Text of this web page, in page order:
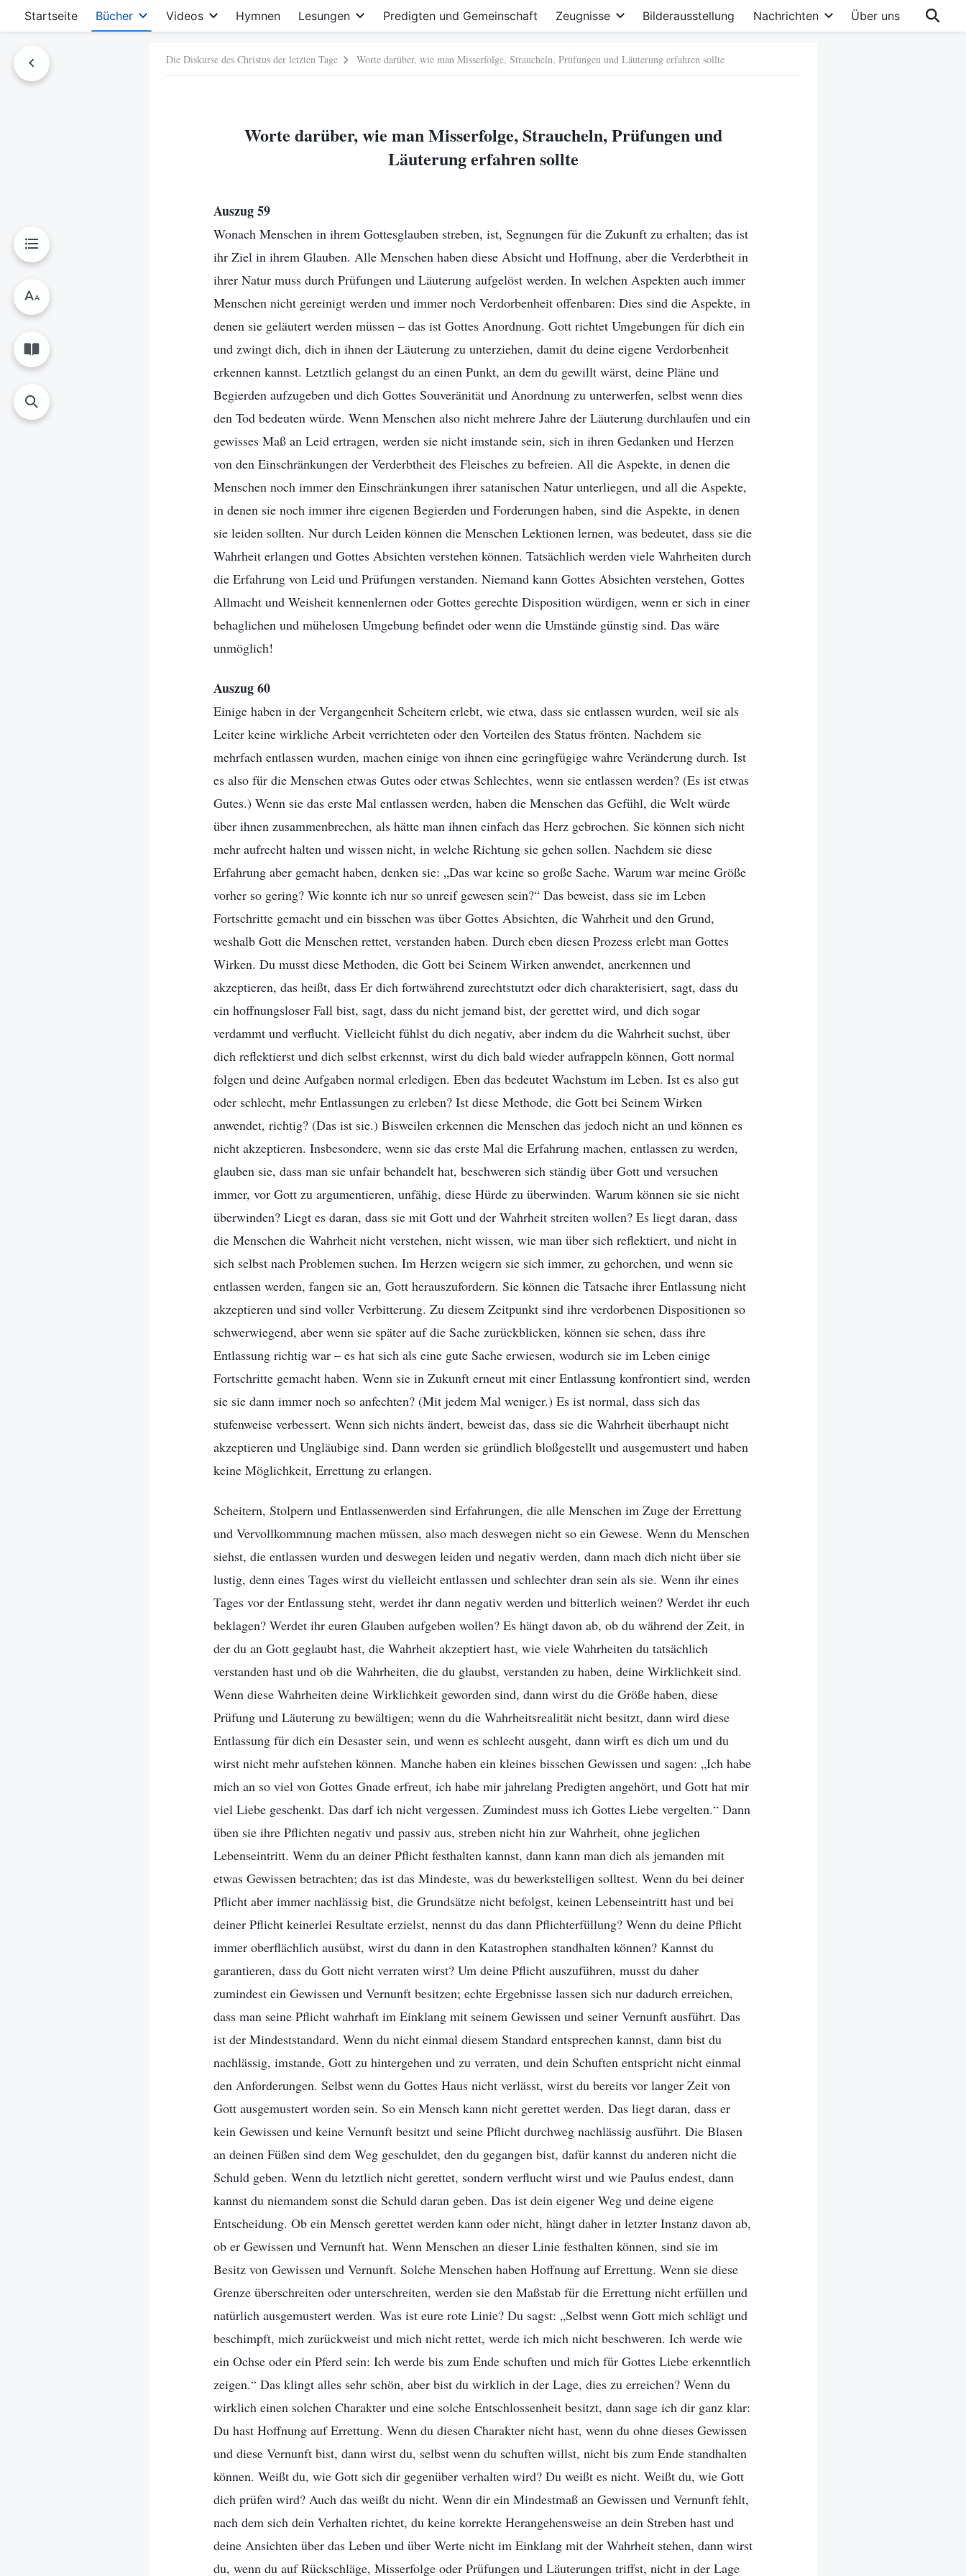
Startseite Bücher Videos Hymnen Lesungen Predigten und Gemeinschaft Zeugnisse Bilderausstellung Nachrichten Über uns
Die Diskurse des Christus der letzten Tage Worte darüber, wie man Misserfolge, Straucheln, Prüfungen und Läuterung erfahren sollte
Worte darüber, wie man Misserfolge, Straucheln, Prüfungen und
Läuterung erfahren sollte
Auszug 59
Wonach Menschen in ihrem Gottesglauben streben, ist, Segnungen für die Zukunft zu erhalten; das ist
ihr Ziel in ihrem Glauben. Alle Menschen haben diese Absicht und Hoffnung, aber die Verderbtheit in
ihrer Natur muss durch Prüfungen und Läuterung aufgelöst werden. In welchen Aspekten auch immer
Menschen nicht gereinigt werden und immer noch Verdorbenheit offenbaren: Dies sind die Aspekte, in
denen sie geläutert werden müssen – das ist Gottes Anordnung. Gott richtet Umgebungen für dich ein
und zwingt dich, dich in ihnen der Läuterung zu unterziehen, damit du deine eigene Verdorbenheit
erkennen kannst. Letztlich gelangst du an einen Punkt, an dem du gewillt wärst, deine Pläne und
Begierden aufzugeben und dich Gottes Souveränität und Anordnung zu unterwerfen, selbst wenn dies
den Tod bedeuten würde. Wenn Menschen also nicht mehrere Jahre der Läuterung durchlaufen und ein
gewisses Maß an Leid ertragen, werden sie nicht imstande sein, sich in ihren Gedanken und Herzen
von den Einschränkungen der Verderbtheit des Fleisches zu befreien. All die Aspekte, in denen die
Menschen noch immer den Einschränkungen ihrer satanischen Natur unterliegen, und all die Aspekte,
in denen sie noch immer ihre eigenen Begierden und Forderungen haben, sind die Aspekte, in denen
sie leiden sollten. Nur durch Leiden können die Menschen Lektionen lernen, was bedeutet, dass sie die
Wahrheit erlangen und Gottes Absichten verstehen können. Tatsächlich werden viele Wahrheiten durch
die Erfahrung von Leid und Prüfungen verstanden. Niemand kann Gottes Absichten verstehen, Gottes
Allmacht und Weisheit kennenlernen oder Gottes gerechte Disposition würdigen, wenn er sich in einer
behaglichen und mühelosen Umgebung befindet oder wenn die Umstände günstig sind. Das wäre
unmöglich!
Auszug 60
Einige haben in der Vergangenheit Scheitern erlebt, wie etwa, dass sie entlassen wurden, weil sie als
Leiter keine wirkliche Arbeit verrichteten oder den Vorteilen des Status frönten. Nachdem sie
mehrfach entlassen wurden, machen einige von ihnen eine geringfügige wahre Veränderung durch. Ist
es also für die Menschen etwas Gutes oder etwas Schlechtes, wenn sie entlassen werden? (Es ist etwas
Gutes.) Wenn sie das erste Mal entlassen werden, haben die Menschen das Gefühl, die Welt würde
über ihnen zusammenbrechen, als hätte man ihnen einfach das Herz gebrochen. Sie können sich nicht
mehr aufrecht halten und wissen nicht, in welche Richtung sie gehen sollen. Nachdem sie diese
Erfahrung aber gemacht haben, denken sie: „Das war keine so große Sache. Warum war meine Größe
vorher so gering? Wie konnte ich nur so unreif gewesen sein?“ Das beweist, dass sie im Leben
Fortschritte gemacht und ein bisschen was über Gottes Absichten, die Wahrheit und den Grund,
weshalb Gott die Menschen rettet, verstanden haben. Durch eben diesen Prozess erlebt man Gottes
Wirken. Du musst diese Methoden, die Gott bei Seinem Wirken anwendet, anerkennen und
akzeptieren, das heißt, dass Er dich fortwährend zurechtstutzt oder dich charakterisiert, sagt, dass du
ein hoffnungsloser Fall bist, sagt, dass du nicht jemand bist, der gerettet wird, und dich sogar
verdammt und verflucht. Vielleicht fühlst du dich negativ, aber indem du die Wahrheit suchst, über
dich reflektierst und dich selbst erkennst, wirst du dich bald wieder aufrappeln können, Gott normal
folgen und deine Aufgaben normal erledigen. Eben das bedeutet Wachstum im Leben. Ist es also gut
oder schlecht, mehr Entlassungen zu erleben? Ist diese Methode, die Gott bei Seinem Wirken
anwendet, richtig? (Das ist sie.) Bisweilen erkennen die Menschen das jedoch nicht an und können es
nicht akzeptieren. Insbesondere, wenn sie das erste Mal die Erfahrung machen, entlassen zu werden,
glauben sie, dass man sie unfair behandelt hat, beschweren sich ständig über Gott und versuchen
immer, vor Gott zu argumentieren, unfähig, diese Hürde zu überwinden. Warum können sie sie nicht
überwinden? Liegt es daran, dass sie mit Gott und der Wahrheit streiten wollen? Es liegt daran, dass
die Menschen die Wahrheit nicht verstehen, nicht wissen, wie man über sich reflektiert, und nicht in
sich selbst nach Problemen suchen. Im Herzen weigern sie sich immer, zu gehorchen, und wenn sie
entlassen werden, fangen sie an, Gott herauszufordern. Sie können die Tatsache ihrer Entlassung nicht
akzeptieren und sind voller Verbitterung. Zu diesem Zeitpunkt sind ihre verdorbenen Dispositionen so
schwerwiegend, aber wenn sie später auf die Sache zurückblicken, können sie sehen, dass ihre
Entlassung richtig war – es hat sich als eine gute Sache erwiesen, wodurch sie im Leben einige
Fortschritte gemacht haben. Wenn sie in Zukunft erneut mit einer Entlassung konfrontiert sind, werden
sie sie dann immer noch so anfechten? (Mit jedem Mal weniger.) Es ist normal, dass sich das
stufenweise verbessert. Wenn sich nichts ändert, beweist das, dass sie die Wahrheit überhaupt nicht
akzeptieren und Ungläubige sind. Dann werden sie gründlich bloßgestellt und ausgemustert und haben
keine Möglichkeit, Errettung zu erlangen.
Scheitern, Stolpern und Entlassenwerden sind Erfahrungen, die alle Menschen im Zuge der Errettung
und Vervollkommnung machen müssen, also mach deswegen nicht so ein Gewese. Wenn du Menschen
siehst, die entlassen wurden und deswegen leiden und negativ werden, dann mach dich nicht über sie
lustig, denn eines Tages wirst du vielleicht entlassen und schlechter dran sein als sie. Wenn ihr eines
Tages vor der Entlassung steht, werdet ihr dann negativ werden und bitterlich weinen? Werdet ihr euch
beklagen? Werdet ihr euren Glauben aufgeben wollen? Es hängt davon ab, ob du während der Zeit, in
der du an Gott geglaubt hast, die Wahrheit akzeptiert hast, wie viele Wahrheiten du tatsächlich
verstanden hast und ob die Wahrheiten, die du glaubst, verstanden zu haben, deine Wirklichkeit sind.
Wenn diese Wahrheiten deine Wirklichkeit geworden sind, dann wirst du die Größe haben, diese
Prüfung und Läuterung zu bewältigen; wenn du die Wahrheitsrealität nicht besitzt, dann wird diese
Entlassung für dich ein Desaster sein, und wenn es schlecht ausgeht, dann wirft es dich um und du
wirst nicht mehr aufstehen können. Manche haben ein kleines bisschen Gewissen und sagen: „Ich habe
mich an so viel von Gottes Gnade erfreut, ich habe mir jahrelang Predigten angehört, und Gott hat mir
viel Liebe geschenkt. Das darf ich nicht vergessen. Zumindest muss ich Gottes Liebe vergelten.“ Dann
üben sie ihre Pflichten negativ und passiv aus, streben nicht hin zur Wahrheit, ohne jeglichen
Lebenseintritt. Wenn du an deiner Pflicht festhalten kannst, dann kann man dich als jemanden mit
etwas Gewissen betrachten; das ist das Mindeste, was du bewerkstelligen solltest. Wenn du bei deiner
Pflicht aber immer nachlässig bist, die Grundsätze nicht befolgst, keinen Lebenseintritt hast und bei
deiner Pflicht keinerlei Resultate erzielst, nennst du das dann Pflichterfüllung? Wenn du deine Pflicht
immer oberflächlich ausübst, wirst du dann in den Katastrophen standhalten können? Kannst du
garantieren, dass du Gott nicht verraten wirst? Um deine Pflicht auszuführen, musst du daher
zumindest ein Gewissen und Vernunft besitzen; echte Ergebnisse lassen sich nur dadurch erreichen,
dass man seine Pflicht wahrhaft im Einklang mit seinem Gewissen und seiner Vernunft ausführt. Das
ist der Mindeststandard. Wenn du nicht einmal diesem Standard entsprechen kannst, dann bist du
nachlässig, imstande, Gott zu hintergehen und zu verraten, und dein Schuften entspricht nicht einmal
den Anforderungen. Selbst wenn du Gottes Haus nicht verlässt, wirst du bereits vor langer Zeit von
Gott ausgemustert worden sein. So ein Mensch kann nicht gerettet werden. Das liegt daran, dass er
kein Gewissen und keine Vernunft besitzt und seine Pflicht durchweg nachlässig ausführt. Die Blasen
an deinen Füßen sind dem Weg geschuldet, den du gegangen bist, dafür kannst du anderen nicht die
Schuld geben. Wenn du letztlich nicht gerettet, sondern verflucht wirst und wie Paulus endest, dann
kannst du niemandem sonst die Schuld daran geben. Das ist dein eigener Weg und deine eigene
Entscheidung. Ob ein Mensch gerettet werden kann oder nicht, hängt daher in letzter Instanz davon ab,
ob er Gewissen und Vernunft hat. Wenn Menschen an dieser Linie festhalten können, sind sie im
Besitz von Gewissen und Vernunft. Solche Menschen haben Hoffnung auf Errettung. Wenn sie diese
Grenze überschreiten oder unterschreiten, werden sie den Maßstab für die Errettung nicht erfüllen und
natürlich ausgemustert werden. Was ist eure rote Linie? Du sagst: „Selbst wenn Gott mich schlägt und
beschimpft, mich zurückweist und mich nicht rettet, werde ich mich nicht beschweren. Ich werde wie
ein Ochse oder ein Pferd sein: Ich werde bis zum Ende schuften und mich für Gottes Liebe erkenntlich
zeigen.“ Das klingt alles sehr schön, aber bist du wirklich in der Lage, dies zu erreichen? Wenn du
wirklich einen solchen Charakter und eine solche Entschlossenheit besitzt, dann sage ich dir ganz klar:
Du hast Hoffnung auf Errettung. Wenn du diesen Charakter nicht hast, wenn du ohne dieses Gewissen
und diese Vernunft bist, dann wirst du, selbst wenn du schuften willst, nicht bis zum Ende standhalten
können. Weißt du, wie Gott sich dir gegenüber verhalten wird? Du weißt es nicht. Weißt du, wie Gott
dich prüfen wird? Auch das weißt du nicht. Wenn dir ein Mindestmaß an Gewissen und Vernunft fehlt,
nach dem sich dein Verhalten richtet, du keine korrekte Herangehensweise an dein Streben hast und
deine Ansichten über das Leben und über Werte nicht im Einklang mit der Wahrheit stehen, dann wirst
du, wenn du auf Rückschläge, Misserfolge oder Prüfungen und Läuterungen triffst, nicht in der Lage